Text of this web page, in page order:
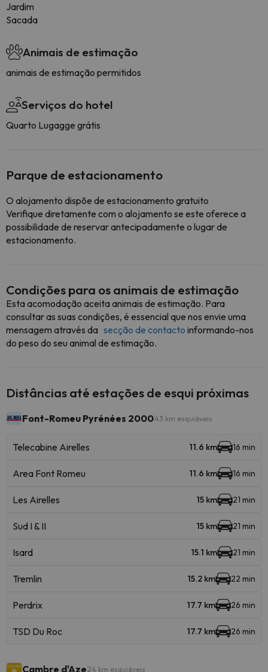
Jardim
Sacada
Animais de estimação
animais de estimação permitidos
Serviços do hotel
Quarto Lugagge grátis
Parque de estacionamento
O alojamento dispõe de estacionamento gratuito
Verifique diretamente com o alojamento se este oferece a
possibilidade de reservar antecipadamente o lugar de
estacionamento.
Condições para os animais de estimação
Esta acomodação aceita animais de estimação. Para
consultar as suas condições, é essencial que nos envie uma
mensagem através da secção de contacto informando-nos
do peso do seu animal de estimação.
Distâncias até estações de esqui próximas
Font-Romeu Pyrénées 200043 km esquiáveis
Telecabine Airelles 11.6 km 16 min
Area Font Romeu 11.6 km 16 min
Les Airelles 15 km 21 min
Sud I & II 15 km 21 min
Isard 15.1 km 21 min
Tremlin 15.2 km 22 min
Perdrix 17.7 km 26 min
TSD Du Roc 17.7 km 26 min
Cambre d'Aze 24 km esquiáveis